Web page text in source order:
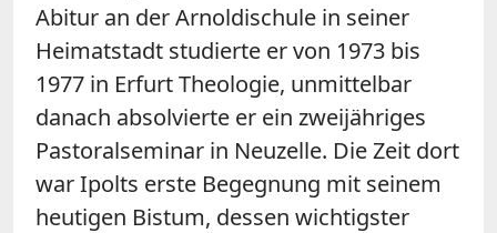
Abitur an der Arnoldischule in seiner
Heimatstadt studierte er von 1973 bis
1977 in Erfurt Theologie, unmittelbar
danach absolvierte er ein zweijähriges
Pastoralseminar in Neuzelle. Die Zeit dort
war Ipolts erste Begegnung mit seinem
heutigen Bistum, dessen wichtigster